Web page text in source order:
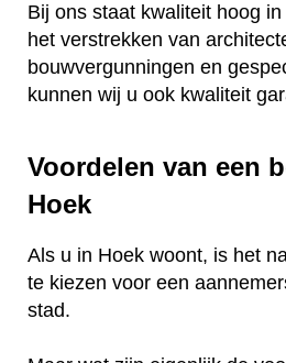
Bij ons staat kwaliteit hoog
het verstrekken van
bouwvergunningen en
kunnen wij u ook kwaliteit
Voordelen van een
Hoek
Als u in Hoek woont, is het
te kiezen voor een
stad.